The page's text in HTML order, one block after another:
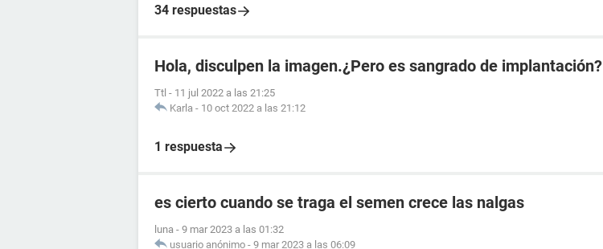
34 respuestas
Hola, disculpen la imagen.¿Pero es sangrado de implantación?
Ttl - 11 jul 2022 a las 21:25
Karla - 10 oct 2022 a las 21:12
1 respuesta
es cierto cuando se traga el semen crece las nalgas
luna - 9 mar 2023 a las 01:32
usuario anónimo - 9 mar 2023 a las 06:09